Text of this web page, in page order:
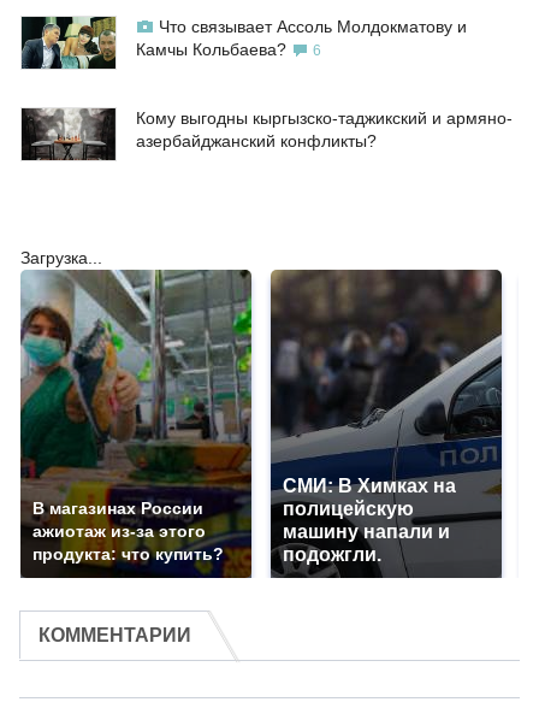
Что связывает Ассоль Молдокматову и
Камчы Кольбаева?
6
Кому выгодны кыргызско-таджикский и армяно-
азербайджанский конфликты?
Загрузка...
В магазинах России
ажиотаж из-за этого
продукта: что купить?
СМИ: В Химках на
полицейскую
машину напали и
подожгли.
КОММЕНТАРИИ